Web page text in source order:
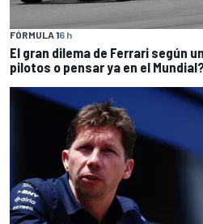
FÓRMULA 16 h
El gran dilema de Ferrari según
pilotos o pensar ya en el